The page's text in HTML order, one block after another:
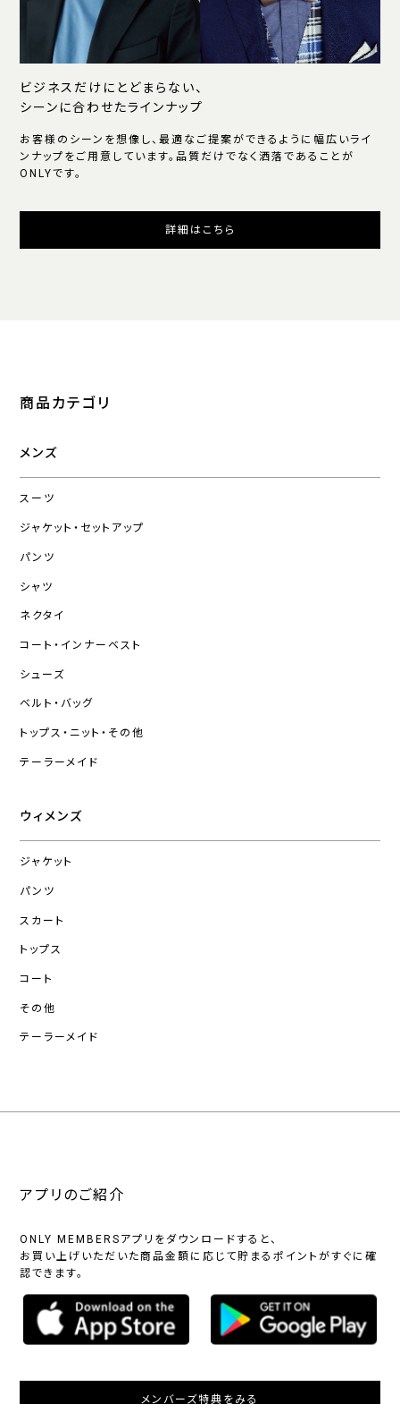
ビジネスだけにとどまらない、
シーンに合わせたラインナップ
お客様のシーンを想像し、最適なご提案ができるように幅広いライ
ンナップをご用意しています。品質だけでなく洒落であることが
ONLYです。
詳細はこちら
商品カテゴリ
メンズ
スーツ
ジャケット・セットアップ
パンツ
シャツ
ネクタイ
コート・インナーベスト
シューズ
ベルト・バッグ
トップス・ニット・その他
テーラーメイド
ウィメンズ
ジャケット
パンツ
スカート
トップス
コート
その他
テーラーメイド
アプリのご紹介
ONLY MEMBERSアプリをダウンロードすると、
お買い上げいただいた商品金額に応じて貯まるポイントがすぐに確
認できます。
メンバーズ特典をみる